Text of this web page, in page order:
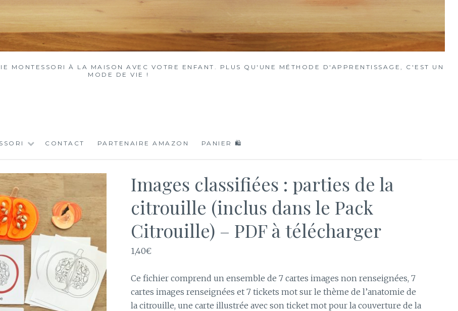
MONTESSORI À LA MAISON AVEC VOTRE ENFANT. PLUS QU'UNE MÉTHODE D'APPRENTISSAGE, C'EST UN
MODE DE VIE !
CONTACT PARTENAIRE AMAZON PANIER 🛍
Images classifiées : parties de la
citrouille (inclus dans le Pack
Citrouille) – PDF à télécharger
1,40€
Ce fichier comprend un ensemble de 7 cartes images non renseignées, 7
cartes images renseignées et 7 tickets mot sur le thème de l’anatomie de
la citrouille, une carte illustrée avec son ticket mot pour la couverture de la